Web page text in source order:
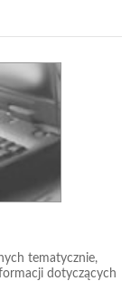
tematycznie,
dotyczących